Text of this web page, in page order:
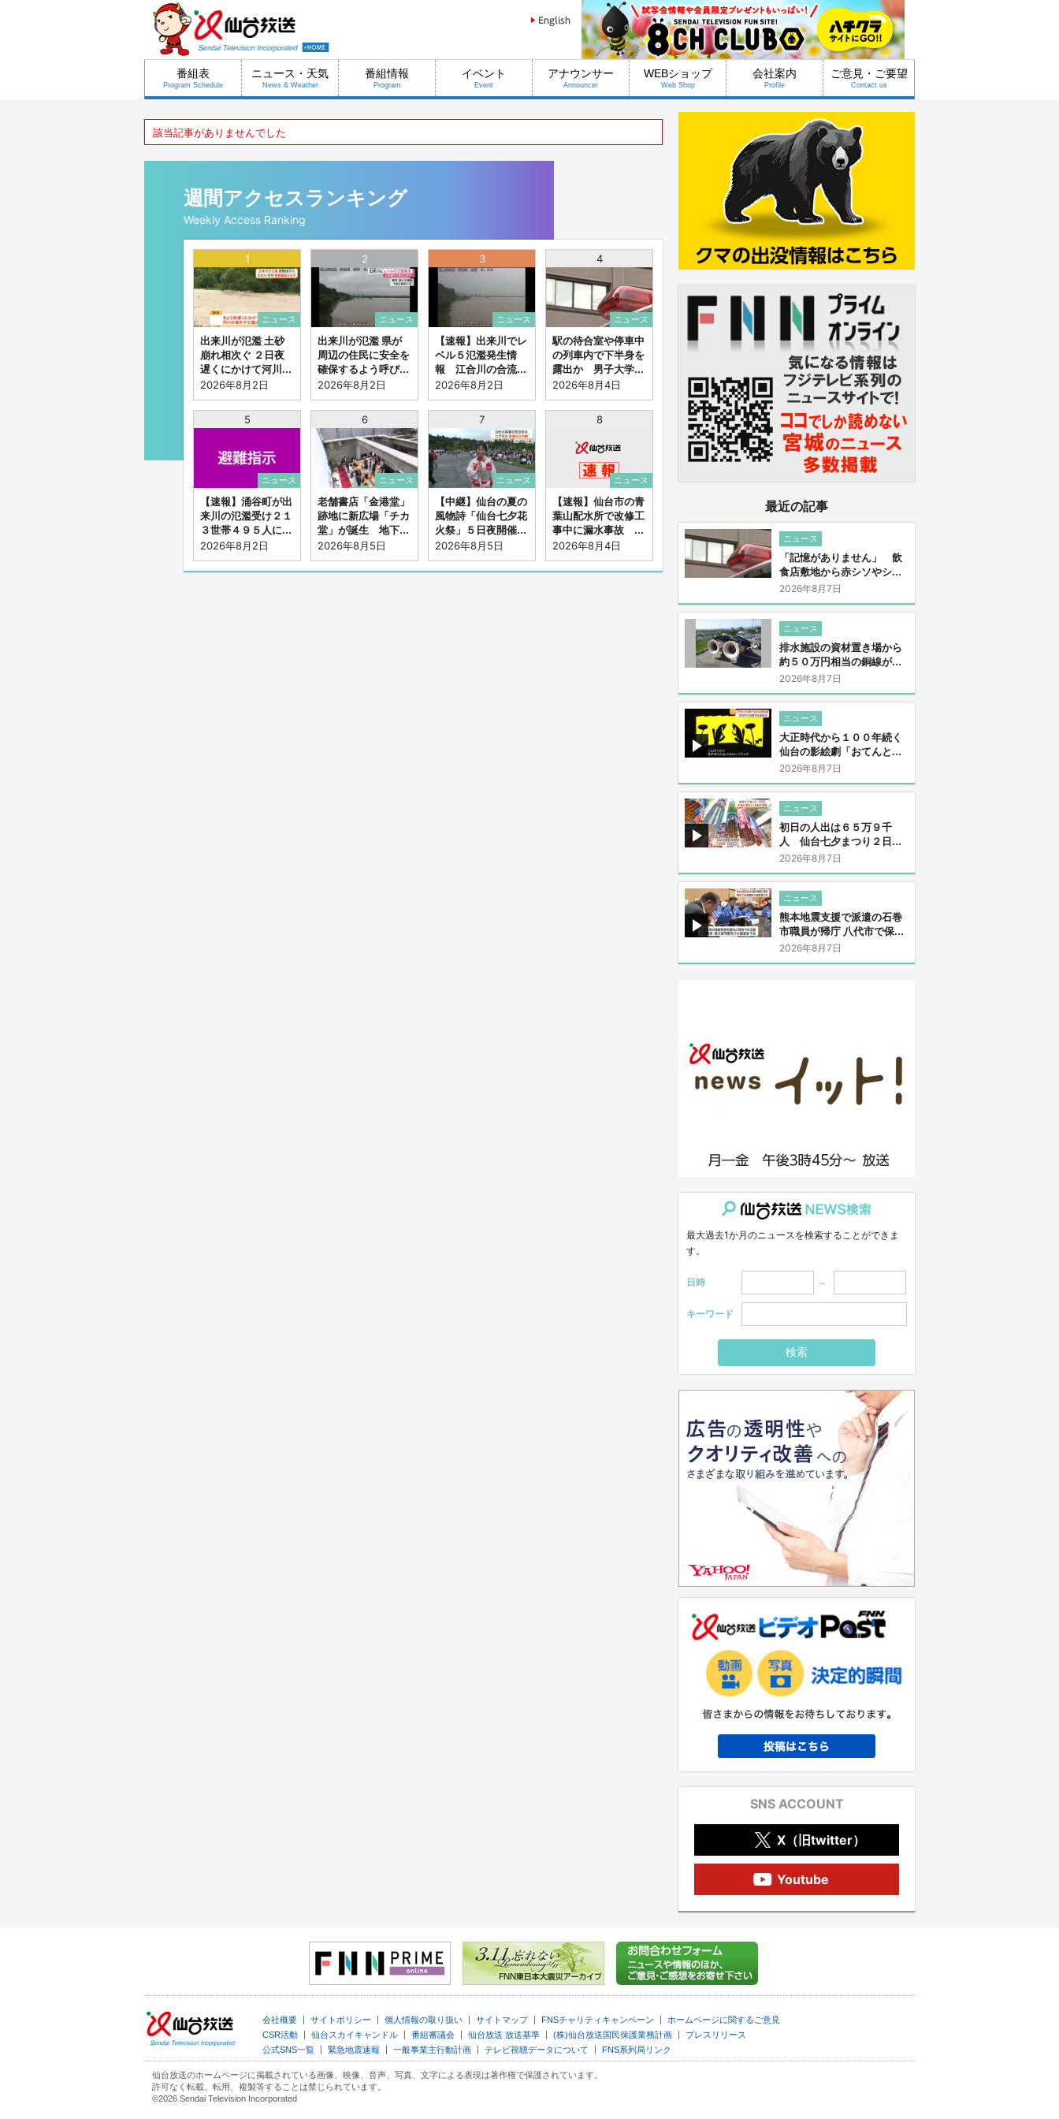
番組表
Program Schedule
ニュース・天気
News & Weather
番組情報
Program
イベント
Event
アナウンサー
Announcer
WEBショップ
Web Shop
会社案内
Profile
ご意見・ご要望
Contact us
該当記事がありませんでした
週間アクセスランキング
Weekly Access Ranking
1
ニュース
出来川が氾濫 土砂
崩れ相次ぐ ２日夜
遅くにかけて河川...
2026年8月2日
2
ニュース
出来川が氾濫 県が
周辺の住民に安全を
確保するよう呼び...
2026年8月2日
3
ニュース
【速報】出来川でレ
ベル５氾濫発生情
報 江合川の合流...
2026年8月2日
4
ニュース
駅の待合室や停車中
の列車内で下半身を
露出か 男子大学...
2026年8月4日
5
ニュース
【速報】涌谷町が出
来川の氾濫受け２１
３世帯４９５人に...
2026年8月2日
6
ニュース
老舗書店「金港堂」
跡地に新広場「チカ
堂」が誕生 地下...
2026年8月5日
7
ニュース
【中継】仙台の夏の
風物詩「仙台七夕花
火祭」５日夜開催...
2026年8月5日
8
ニュース
【速報】仙台市の青
葉山配水所で改修工
事中に漏水事故 ...
2026年8月4日
最近の記事
ニュース
「記憶がありません」 飲
食店敷地から赤シソやシ...
2026年8月7日
ニュース
排水施設の資材置き場から
約５０万円相当の銅線が...
2026年8月7日
ニュース
大正時代から１００年続く
仙台の影絵劇「おてんと...
2026年8月7日
ニュース
初日の人出は６５万９千
人 仙台七夕まつり２日...
2026年8月7日
ニュース
熊本地震支援で派遣の石巻
市職員が帰庁 八代市で保...
2026年8月7日
最大過去1か月のニュースを検索することができま
す。
日時 ～
キーワード
検索
SNS ACCOUNT
X（旧twitter）
Youtube
会社概要 ｜ サイトポリシー ｜ 個人情報の取り扱い ｜ サイトマップ｜ FNSチャリティキャンペーン ｜ ホームページに関するご意見
CSR活動
仙台スカイキャンドル 番組審議会 仙台放送 放送基準 (株)仙台放送国民保護業務計画
プレスリリース
公式SNS一覧
緊急地震速報 一般事業主行動計画 テレビ視聴データについて FNS系列局リンク
仙台放送のホームページに掲載されている画像、映像、音声、写真、文字による表現は著作権で保護されています。
許可なく転載、転用、複製等することは禁じられています。
©2026 Sendai Television Incorporated